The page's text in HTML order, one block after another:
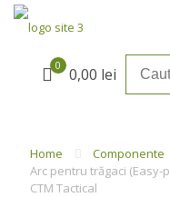
0 0,00 lei
Home Componente
Arc pentru trăgaci (Easy-
CTM Tactical